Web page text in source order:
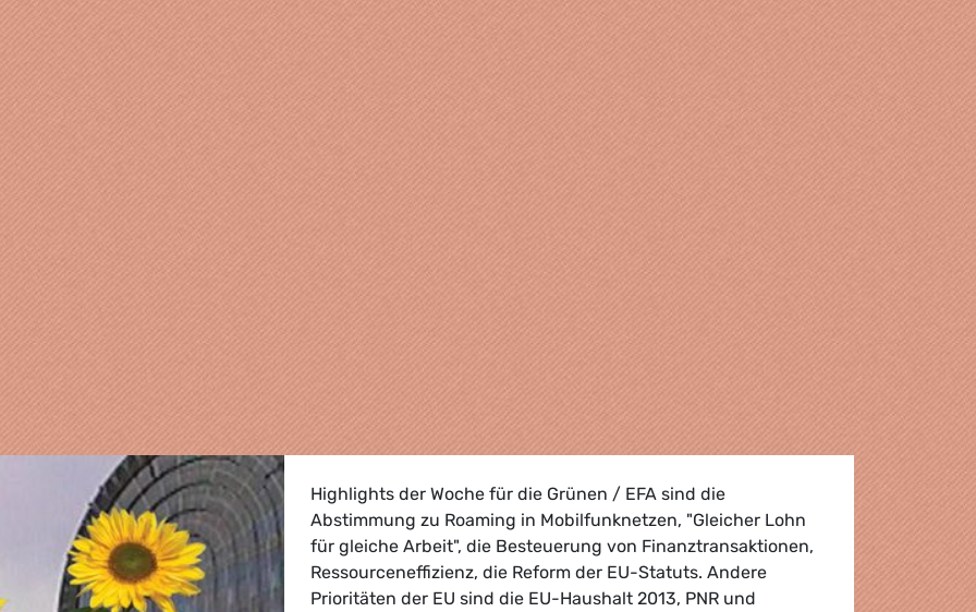
Highlights der Woche für die Grünen / EFA sind die
Abstimmung zu Roaming in Mobilfunknetzen, "Gleicher Lohn
für gleiche Arbeit", die Besteuerung von Finanztransaktionen,
Ressourceneffizienz, die Reform der EU-Statuts. Andere
Prioritäten der EU sind die EU-Haushalt 2013, PNR und